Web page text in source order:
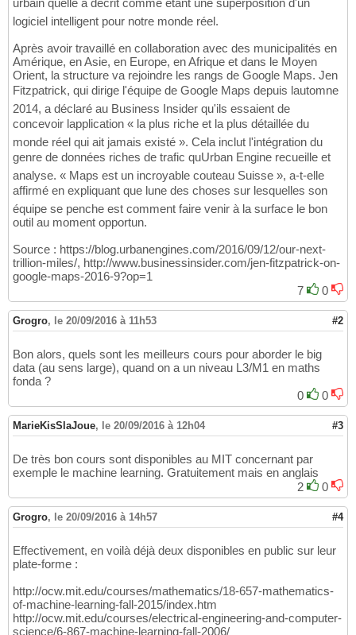
urbain quelle a décrit comme étant une superposition d'un
logiciel intelligent pour notre monde réel.
Après avoir travaillé en collaboration avec des municipalités en
Amérique, en Asie, en Europe, en Afrique et dans le Moyen
Orient, la structure va rejoindre les rangs de Google Maps. Jen
Fitzpatrick, qui dirige l'équipe de Google Maps depuis lautomne
2014, a déclaré au Business Insider qu'ils essaient de
concevoir lapplication « la plus riche et la plus détaillée du
monde réel qui ait jamais existé ». Cela inclut l'intégration du
genre de données riches de trafic quUrban Engine recueille et
analyse. « Maps est un incroyable couteau Suisse », a-t-elle
affirmé en expliquant que lune des choses sur lesquelles son
équipe se penche est comment faire venir à la surface le bon
outil au moment opportun.
Source : https://blog.urbanengines.com/2016/09/12/our-next-
trillion-miles/, http://www.businessinsider.com/jen-fitzpatrick-on-
google-maps-2016-9?op=1
7
0
Grogro, le 20/09/2016 à 11h53 #2
Bon alors, quels sont les meilleurs cours pour aborder le big
data (au sens large), quand on a un niveau L3/M1 en maths
fonda ?
0
0
MarieKisSlaJoue, le 20/09/2016 à 12h04 #3
De très bon cours sont disponibles au MIT concernant par
exemple le machine learning. Gratuitement mais en anglais
2
0
Grogro, le 20/09/2016 à 14h57 #4
Effectivement, en voilà déjà deux disponibles en public sur leur
plate-forme :
http://ocw.mit.edu/courses/mathematics/18-657-mathematics-
of-machine-learning-fall-2015/index.htm
http://ocw.mit.edu/courses/electrical-engineering-and-computer-
science/6-867-machine-learning-fall-2006/